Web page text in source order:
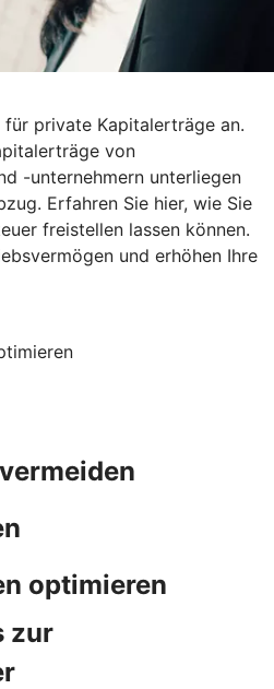
private Kapitalerträge an.
von
-unternehmern unterliegen
Erfahren Sie hier, wie Sie
freistellen lassen können.
und erhöhen Ihre
optimieren
zur